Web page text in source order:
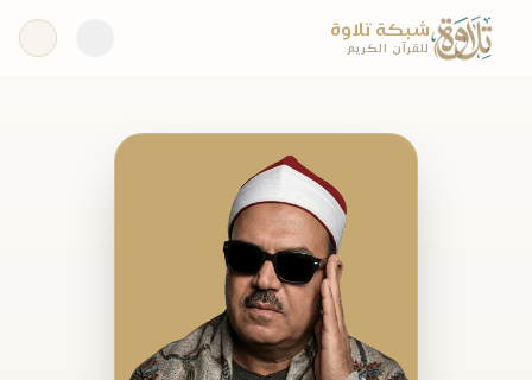
شبكة تلاوة
للقرآن الكريم